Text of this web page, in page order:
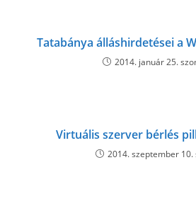
Tatabánya álláshirdetései a
2014. január 25.
Virtuális szerver bérlés
2014. szeptember 10.